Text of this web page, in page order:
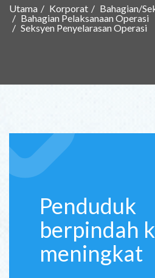
Utama Korporat
Bahagian/
Bahagian Pelaksanaan Operasi
Seksyen Penyelarasan Operasi
Penduduk
berpindah
meningkat